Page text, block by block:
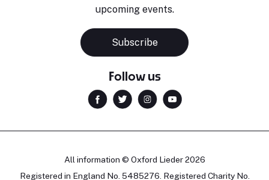
upcoming events.
Subscribe
Follow us
All information © Oxford Lieder 2026
Registered in England No. 5485276. Registered Charity No.